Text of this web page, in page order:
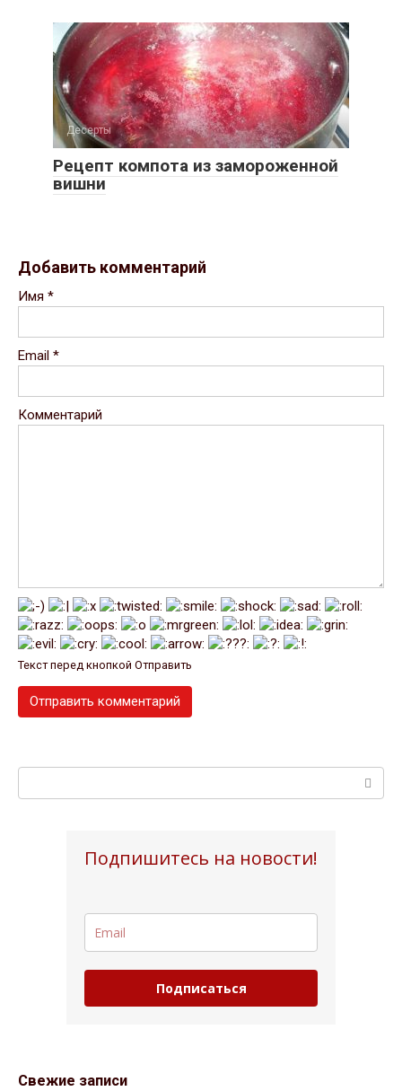
Десерты
Рецепт компота из замороженной
вишни
Добавить комментарий
Имя *
Email *
Комментарий
Текст перед кнопкой Отправить
Подпишитесь на новости!
Подписаться
Свежие записи